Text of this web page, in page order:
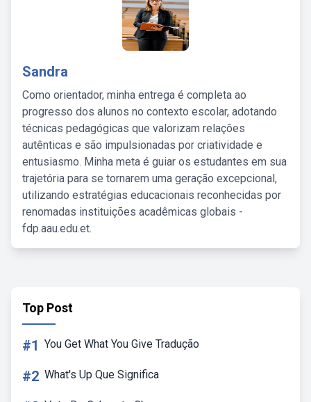
Sandra
Como orientador, minha entrega é completa ao
progresso dos alunos no contexto escolar, adotando
técnicas pedagógicas que valorizam relações
autênticas e são impulsionadas por criatividade e
entusiasmo. Minha meta é guiar os estudantes em sua
trajetória para se tornarem uma geração excepcional,
utilizando estratégias educacionais reconhecidas por
renomadas instituições acadêmicas globais -
fdp.aau.edu.et.
Top Post
#1 You Get What You Give Tradução
#2 What's Up Que Significa